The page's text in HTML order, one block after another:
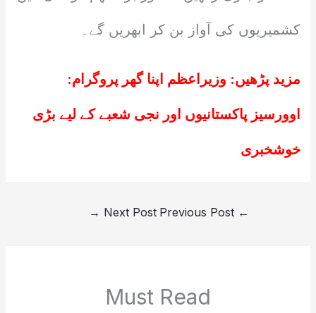
کشمیریوں کی آواز بن کر ابھریں گے۔
مزید پڑھیں: وزیراعظم اپنا گھر پروگرام:
اوورسیز پاکستانیوں اور نجی شعبے کے لیے بڑی
خوشخبری
←
Next Post
→
Must Read